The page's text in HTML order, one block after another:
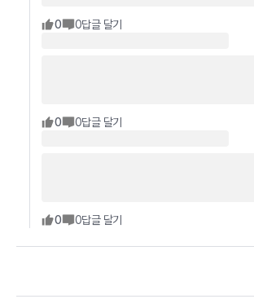
0 0답글 달기
0 0답글 달기
0 0답글 달기